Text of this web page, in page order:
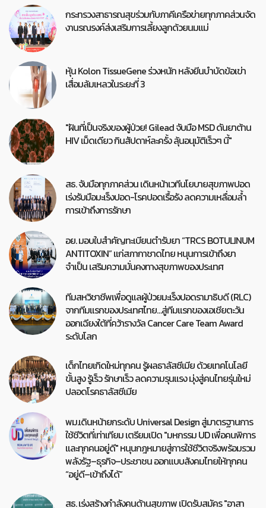
กระทรวงสาธารณสุขร่วมกับภาคีเครือข่ายทุกภาคส่วนจัด
งานรณรงค์ส่งเสริมการเลี้ยงลูกด้วยนมแม่
หุ้น Kolon TissueGene ร่วงหนัก หลังยีนบำบัดข้อเข่า
เสื่อมล้มเหลวในระยะที่ 3
"ฝันที่เป็นจริงของผู้ป่วย! Gilead จับมือ MSD ดันยาต้าน
HIV เม็ดเดียว กินสัปดาห์ละครั้ง ลุ้นอนุมัติเร็วๆ นี้"
สธ. จับมือทุกภาคส่วน เดินหน้าเวทีนโยบายสุขภาพปอด
เร่งรับมือมะเร็งปอด-โรคปอดเรื้อรัง ลดความเหลื่อมล้ำ
การเข้าถึงการรักษา
อย. มอบใบสำคัญทะเบียนตำรับยา “TRCS BOTULINUM
ANTITOXIN” แก่สภากาชาดไทย หนุนการเข้าถึงยา
จำเป็น เสริมความมั่นคงทางสุขภาพของประเทศ
ทีมสหวิชาชีพเพื่อดูแลผู้ป่วยมะเร็งปอดรามาธิบดี (RLC)
จากทีมแรกของประเทศไทย…สู่ทีมแรกของเอเชียตะวัน
ออกเฉียงใต้ที่คว้ารางวัล Cancer Care Team Award
ระดับโลก
เด็กไทยเกิดใหม่ทุกคน รู้ผลธาลัสซีเมีย ด้วยเทคโนโลยี
ขั้นสูง รู้เร็ว รักษาเร็ว ลดความรุนแรง มุ่งสู่คนไทยรุ่นใหม่
ปลอดโรคธาลัสซีเมีย
พม.เดินหน้ายกระดับ Universal Design สู่มาตรฐานการ
ใช้ชีวิตที่เท่าเทียม เตรียมเปิด "มหกรรม UD เพื่อคนพิการ
และทุกคนอยู่ดี" หนุนกฎหมายสู่การใช้ชีวิตจริงพร้อมรวม
พลังรัฐ–ธุรกิจ–ประชาชน ออกแบบสังคมไทยให้ทุกคน
“อยู่ดี–เข้าถึงได้”
สธ. เร่งสร้างกำลังคนด้านสุขภาพ เปิดรับสมัคร "อาสา